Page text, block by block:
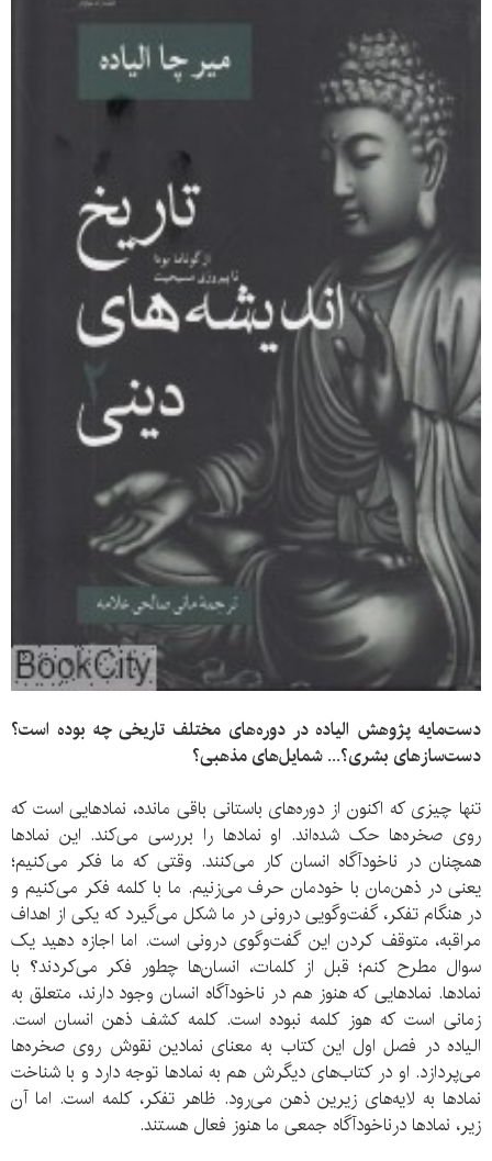
دست‌مایه پژوهش الیاده در دوره‌های مختلف تاریخی چه بوده است؟
دست‌سازهای بشری؟... شمایل‌های مذهبی؟
تنها چیزی که اکنون از دوره‌های باستانی باقی مانده، نمادهایی‌ است که
روی صخره‌ها حک شده‌اند. او نمادها را بررسی می‌کند. این نمادها
همچنان در ناخودآگاه انسان کار می‌کنند. وقتی که ما فکر می‌کنیم؛
یعنی در ذهن‌مان با خودمان حرف می‌زنیم. ما با کلمه فکر می‌کنیم و
در هنگام تفکر، گفت‌وگویی درونی در ما شکل می‌گیرد که یکی از اهداف
مراقبه، متوقف کردن این گفت‌وگوی درونی است. اما اجازه دهید یک
سوال مطرح کنم؛ قبل از کلمات، انسان‌ها چطور فکر می‌کردند؟ با
نمادها. نمادهایی که هنوز هم در ناخودآگاه انسان وجود دارند، متعلق به
زمانی‌ است که هوز کلمه نبوده است. کلمه کشف ذهن انسان است.
الیاده در فصل اول این کتاب به معنای نمادین نقوش روی صخره‌ها
می‌پردازد. او در کتاب‌های دیگرش هم به نمادها توجه دارد و با شناخت
نمادها به لایه‌های زیرین ذهن می‌رود. ظاهر تفکر، کلمه است. اما آن
زیر، نمادها درناخودآگاه جمعی ما هنوز فعال هستند.